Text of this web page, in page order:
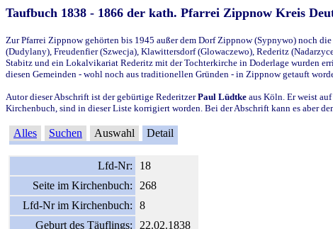
Taufbuch 1838 - 1866 der kath. Pfarrei Zippnow Kreis
Zur Pfarrei Zippnow gehörten bis 1945 außer dem Dorf Zippnow (Sypnywo) noch
(Dudylany), Freudenfier (Szwecja), Klawittersdorf (Glowaczewo), Rederitz
Stabitz und ein Lokalvikariat Rederitz mit der Tochterkirche in Doderlage wurden
diesen Gemeinden - wohl noch aus traditionellen Gründen - in Zippnow getauft
Autor dieser Abschrift ist der gebürtige RederitzerPaul Lüdtke aus Köln. Er weist
Kirchenbuch, sind in dieser Liste korrigiert worden. Bei der Abschrift kann es aber
Alles Suchen Auswahl Detail
Lfd-Nr:
18
Seite im Kirchenbuch:
268
Lfd-Nr im Kirchenbuch:
8
Geburt des Täuflings:
22.02.1838